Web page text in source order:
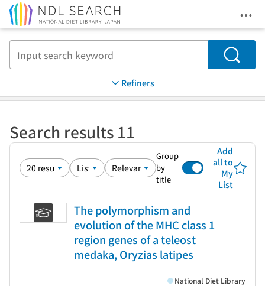
Search
Refiners
Search results 11
Group
by
title
Add
all to
My
List
The polymorphism and
evolution of the MHC class 1
region genes of a teleost
medaka, Oryzias latipes
National Diet Library